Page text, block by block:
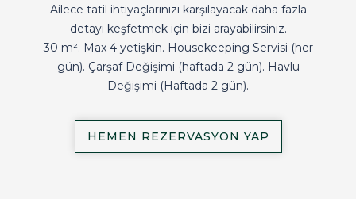
Ailece tatil ihtiyaçlarınızı karşılayacak daha fazla
detayı keşfetmek için bizi arayabilirsiniz.
30 m². Max 4 yetişkin. Housekeeping Servisi (her
gün). Çarşaf Değişimi (haftada 2 gün). Havlu
Değişimi (Haftada 2 gün).
HEMEN REZERVASYON YAP